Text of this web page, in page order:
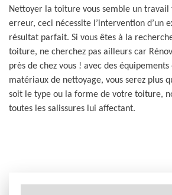
Nettoyer la toiture vous semble un travail
erreur, ceci nécessite l’intervention d’un
résultat parfait. Si vous êtes à la
toiture, ne cherchez pas ailleurs car
près de chez vous ! avec des
matériaux de nettoyage, vous serez plus
soit le type ou la forme de votre toiture,
toutes les salissures lui affectant.